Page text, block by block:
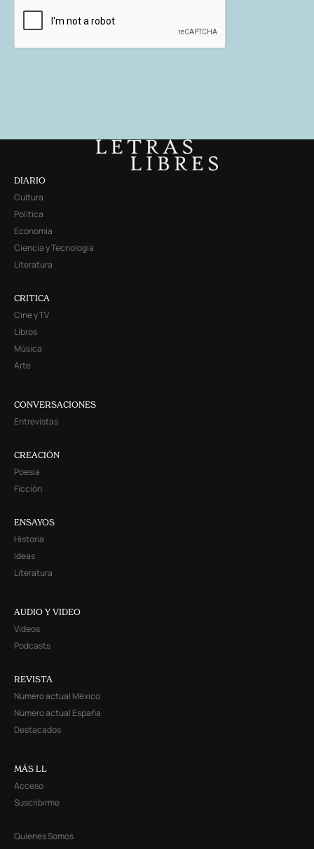
DIARIO
Cultura
Política
Economía
Ciencia y Tecnología
Literatura
CRITICA
Cine y TV
Libros
Música
Arte
CONVERSACIONES
Entrevistas
CREACIÓN
Poesía
Ficción
ENSAYOS
Historia
Ideas
Literatura
AUDIO Y VIDEO
Videos
Podcasts
REVISTA
Número actual México
Número actual España
Destacados
MÁS LL
Acceso
Suscribirme
Quienes Somos